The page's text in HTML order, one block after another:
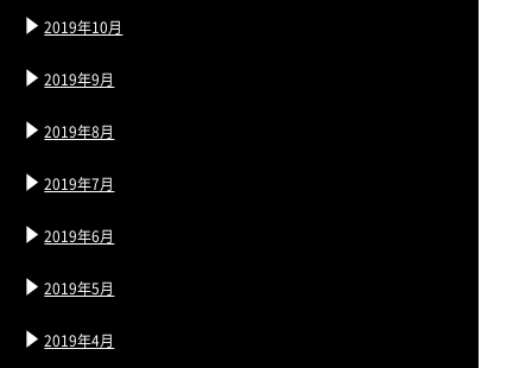
2019年10月
2019年9月
2019年8月
2019年7月
2019年6月
2019年5月
2019年4月